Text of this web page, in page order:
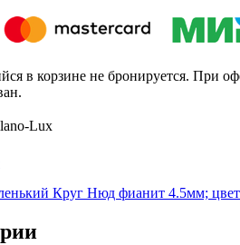
в корзине не бронируется. При
Lux
Круг Нюд фианит 4.5мм; цвет